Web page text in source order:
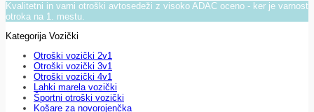
Kvalitetni in varni otroški avtosedeži z visoko ADAC oceno - ker je varnost
otroka na 1. mestu.
Kategorija Vozički
Otroški vozički 2v1
Otroški vozički 3v1
Otroški vozički 4v1
Lahki marela vozički
Športni otroški vozički
Košare za novorojenčka